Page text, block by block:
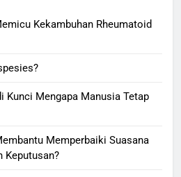
Kekambuhan Rheumatoid
Kunci Mengapa Manusia Tetap
Memperbaiki Suasana
Keputusan?